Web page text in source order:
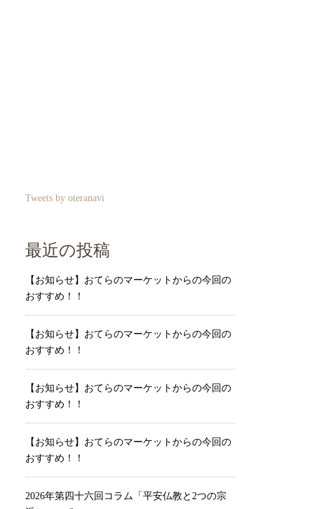
Tweets by oteranavi
最近の投稿
【お知らせ】おてらのマーケットからの今回の
おすすめ！！
【お知らせ】おてらのマーケットからの今回の
おすすめ！！
【お知らせ】おてらのマーケットからの今回の
おすすめ！！
【お知らせ】おてらのマーケットからの今回の
おすすめ！！
2026年第四十六回コラム「平安仏教と2つの宗